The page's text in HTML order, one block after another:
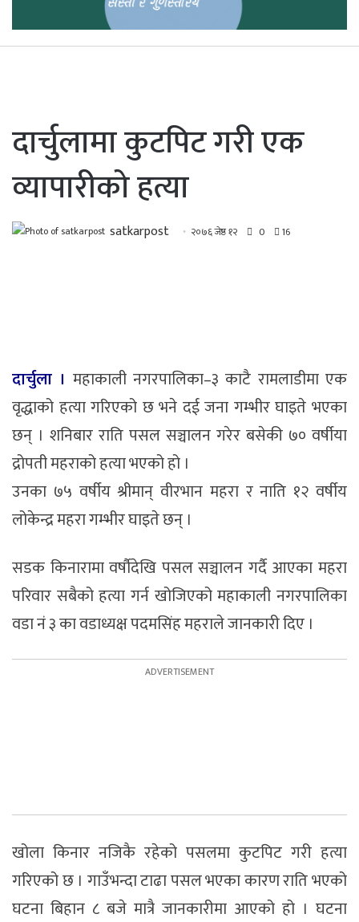
दार्चुलामा कुटपिट गरी एक
व्यापारीको हत्या
satkarpost २०७६ जेष्ठ १२ 0 16
दार्चुला । महाकाली नगरपालिका–३ काटै रामलाडीमा एक
वृद्धाको हत्या गरिएको छ भने दई जना गम्भीर घाइते भएका
छन् । शनिबार राति पसल सञ्चालन गरेर बसेकी ७० वर्षीया
द्रोपती महराको हत्या भएको हो ।
उनका ७५ वर्षीय श्रीमान् वीरभान महरा र नाति १२ वर्षीय
लोकेन्द्र महरा गम्भीर घाइते छन् ।
सडक किनारामा वर्षौदेखि पसल सञ्चालन गर्दै आएका महरा
परिवार सबैको हत्या गर्न खोजिएको महाकाली नगरपालिका
वडा नं ३ का वडाध्यक्ष पदमसिंह महराले जानकारी दिए ।
खोला किनार नजिकै रहेको पसलमा कुटपिट गरी हत्या
गरिएको छ । गाउँभन्दा टाढा पसल भएका कारण राति भएको
घटना बिहान ८ बजे मात्रै जानकारीमा आएको हो । घटना